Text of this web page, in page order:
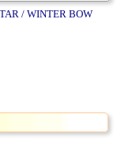
/ WINTER BOW